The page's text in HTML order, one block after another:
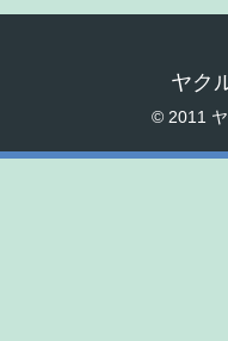
ヤク
© 2011